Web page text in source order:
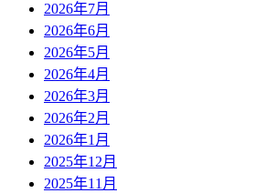
2026年7月
2026年6月
2026年5月
2026年4月
2026年3月
2026年2月
2026年1月
2025年12月
2025年11月